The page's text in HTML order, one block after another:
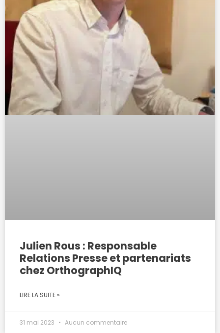
Julien Rous : Responsable
Relations Presse et partenariats
chez OrthographIQ
LIRE LA SUITE »
31 mai 2023 Aucun commentaire